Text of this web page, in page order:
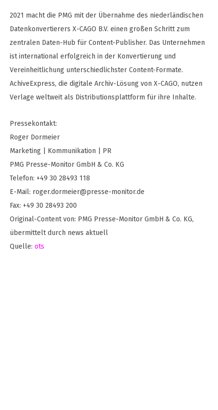
2021 macht die PMG mit der Übernahme des niederländischen
Datenkonvertierers X-CAGO B.V. einen großen Schritt zum
zentralen Daten-Hub für Content-Publisher. Das Unternehmen
ist international erfolgreich in der Konvertierung und
Vereinheitlichung unterschiedlichster Content-Formate.
AchiveExpress, die digitale Archiv-Lösung von X-CAGO, nutzen
Verlage weltweit als Distributionsplattform für ihre Inhalte.
Pressekontakt:
Roger Dormeier
Marketing | Kommunikation | PR
PMG Presse-Monitor GmbH & Co. KG
Telefon: +49 30 28493 118
E-Mail: roger.dormeier@presse-monitor.de
Fax: +49 30 28493 200
Original-Content von: PMG Presse-Monitor GmbH & Co. KG,
übermittelt durch news aktuell
Quelle: ots